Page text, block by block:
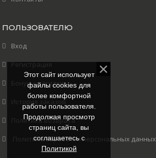
ПОЛЬЗОВАТЕЛЮ
Вход
Регистрация
Бонусы и скидки
История заказов
Политика возврата
Политика обработки персональных данных
Этот сайт использует
файлы cookies для
более комфортной
работы пользователя.
Продолжая просмотр
страниц сайта, вы
соглашаетесь с
Политикой